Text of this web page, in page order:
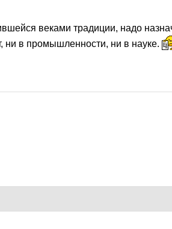
веками традиции, надо
ни в промышленности, ни в науке.